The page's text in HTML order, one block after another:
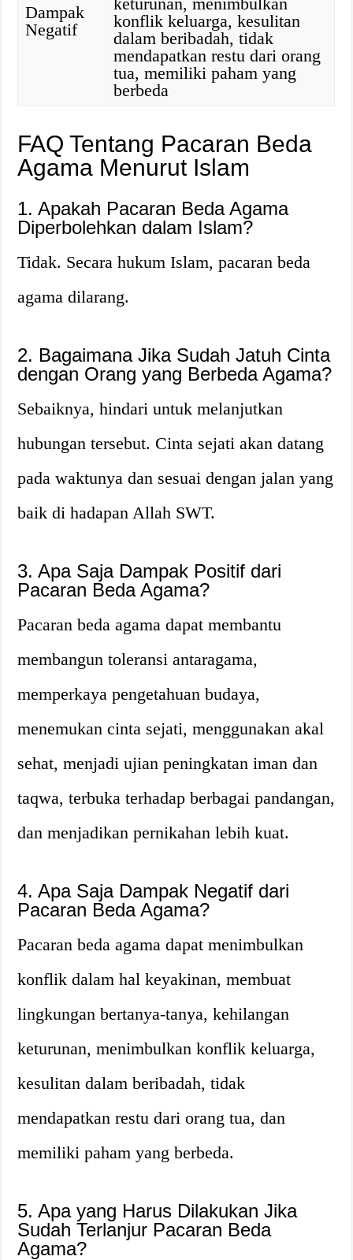
Dampak
Negatif
konflik keluarga, kesulitan
dalam beribadah, tidak
mendapatkan restu dari orang
tua, memiliki paham yang
berbeda
FAQ Tentang Pacaran Beda
Agama Menurut Islam
1. Apakah Pacaran Beda Agama
Diperbolehkan dalam Islam?
Tidak. Secara hukum Islam, pacaran beda
agama dilarang.
2. Bagaimana Jika Sudah Jatuh Cinta
dengan Orang yang Berbeda Agama?
Sebaiknya, hindari untuk melanjutkan
hubungan tersebut. Cinta sejati akan datang
pada waktunya dan sesuai dengan jalan yang
baik di hadapan Allah SWT.
3. Apa Saja Dampak Positif dari
Pacaran Beda Agama?
Pacaran beda agama dapat membantu
membangun toleransi antaragama,
memperkaya pengetahuan budaya,
menemukan cinta sejati, menggunakan akal
sehat, menjadi ujian peningkatan iman dan
taqwa, terbuka terhadap berbagai pandangan,
dan menjadikan pernikahan lebih kuat.
4. Apa Saja Dampak Negatif dari
Pacaran Beda Agama?
Pacaran beda agama dapat menimbulkan
konflik dalam hal keyakinan, membuat
lingkungan bertanya-tanya, kehilangan
keturunan, menimbulkan konflik keluarga,
kesulitan dalam beribadah, tidak
mendapatkan restu dari orang tua, dan
memiliki paham yang berbeda.
5. Apa yang Harus Dilakukan Jika
Sudah Terlanjur Pacaran Beda
Agama?